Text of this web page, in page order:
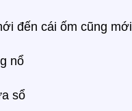
đến cái ốm cũng mới
nổ
sổ